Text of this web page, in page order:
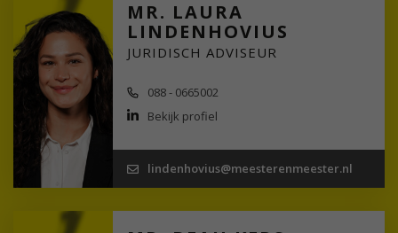
MR. LAURA
LINDENHOVIUS
JURIDISCH ADVISEUR
088 - 0665002
Bekijk profiel
lindenhovius@meesterenmeester.nl